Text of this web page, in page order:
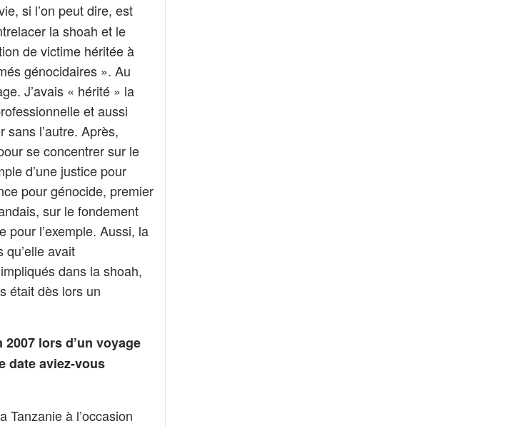
si l’on peut dire, est
la shoah et le
de victime héritée à
génocidaires ». Au
J’avais « hérité » la
et aussi
sans l’autre. Après,
se concentrer sur le
d’une justice pour
pour génocide, premier
sur le fondement
l’exemple. Aussi, la
avait
dans la shoah,
était dès lors un
lors d’un voyage
date aviez-vous
Tanzanie à l’occasion